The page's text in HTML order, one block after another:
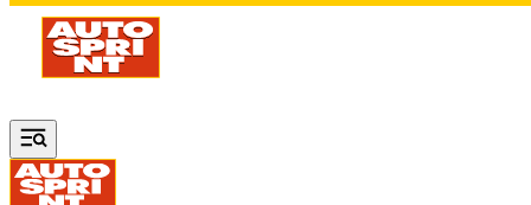
Vai al contenuto principale